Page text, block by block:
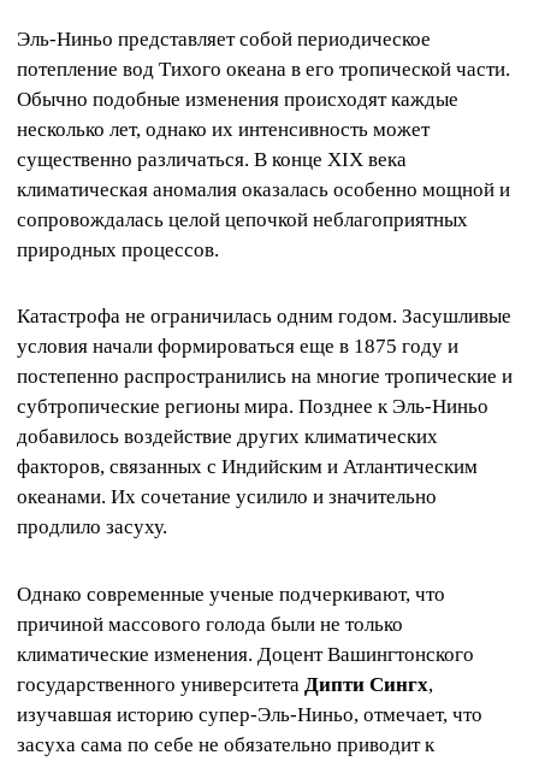
Эль-Ниньо представляет собой периодическое
потепление вод Тихого океана в его тропической части.
Обычно подобные изменения происходят каждые
несколько лет, однако их интенсивность может
существенно различаться. В конце XIX века
климатическая аномалия оказалась особенно мощной и
сопровождалась целой цепочкой неблагоприятных
природных процессов.
Катастрофа не ограничилась одним годом. Засушливые
условия начали формироваться еще в 1875 году и
постепенно распространились на многие тропические и
субтропические регионы мира. Позднее к Эль-Ниньо
добавилось воздействие других климатических
факторов, связанных с Индийским и Атлантическим
океанами. Их сочетание усилило и значительно
продлило засуху.
Однако современные ученые подчеркивают, что
причиной массового голода были не только
климатические изменения. Доцент Вашингтонского
государственного университета Дипти Сингх,
изучавшая историю супер-Эль-Ниньо, отмечает, что
засуха сама по себе не обязательно приводит к